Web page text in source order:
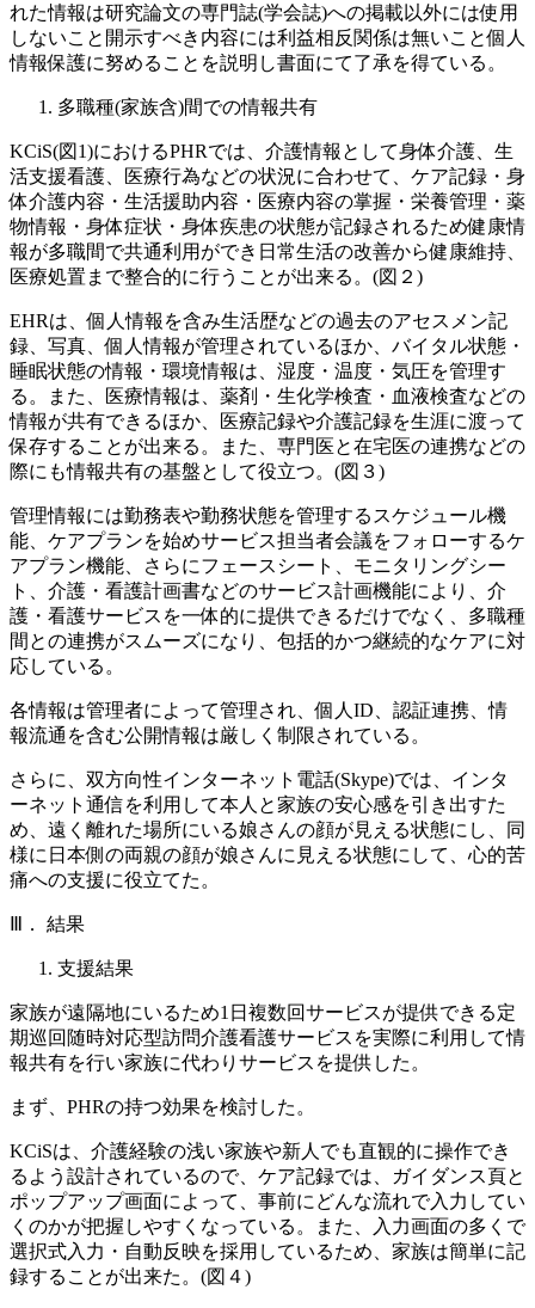
れた情報は研究論文の専門誌(学会誌)への掲載以外には使用
しないこと開示すべき内容には利益相反関係は無いこと個人
情報保護に努めることを説明し書面にて了承を得ている。
多職種(家族含)間での情報共有
KCiS(図1)におけるPHRでは、介護情報として身体介護、生
活支援看護、医療行為などの状況に合わせて、ケア記録・身
体介護内容・生活援助内容・医療内容の掌握・栄養管理・薬
物情報・身体症状・身体疾患の状態が記録されるため健康情
報が多職間で共通利用ができ日常生活の改善から健康維持、
医療処置まで整合的に行うことが出来る。(図２)
EHRは、個人情報を含み生活歴などの過去のアセスメン記
録、写真、個人情報が管理されているほか、バイタル状態・
睡眠状態の情報・環境情報は、湿度・温度・気圧を管理す
る。また、医療情報は、薬剤・生化学検査・血液検査などの
情報が共有できるほか、医療記録や介護記録を生涯に渡って
保存することが出来る。また、専門医と在宅医の連携などの
際にも情報共有の基盤として役立つ。(図３)
管理情報には勤務表や勤務状態を管理するスケジュール機
能、ケアプランを始めサービス担当者会議をフォローするケ
アプラン機能、さらにフェースシート、モニタリングシー
ト、介護・看護計画書などのサービス計画機能により、介
護・看護サービスを一体的に提供できるだけでなく、多職種
間との連携がスムーズになり、包括的かつ継続的なケアに対
応している。
各情報は管理者によって管理され、個人ID、認証連携、情
報流通を含む公開情報は厳しく制限されている。
さらに、双方向性インターネット電話(Skype)では、インタ
ーネット通信を利用して本人と家族の安心感を引き出すた
め、遠く離れた場所にいる娘さんの顔が見える状態にし、同
様に日本側の両親の顔が娘さんに見える状態にして、心的苦
痛への支援に役立てた。
Ⅲ． 結果
支援結果
家族が遠隔地にいるため1日複数回サービスが提供できる定
期巡回随時対応型訪問介護看護サービスを実際に利用して情
報共有を行い家族に代わりサービスを提供した。
まず、PHRの持つ効果を検討した。
KCiSは、介護経験の浅い家族や新人でも直観的に操作でき
るよう設計されているので、ケア記録では、ガイダンス頁と
ポップアップ画面によって、事前にどんな流れで入力してい
くのかが把握しやすくなっている。また、入力画面の多くで
選択式入力・自動反映を採用しているため、家族は簡単に記
録することが出来た。(図４)